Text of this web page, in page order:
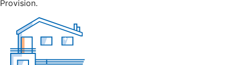
Provision.